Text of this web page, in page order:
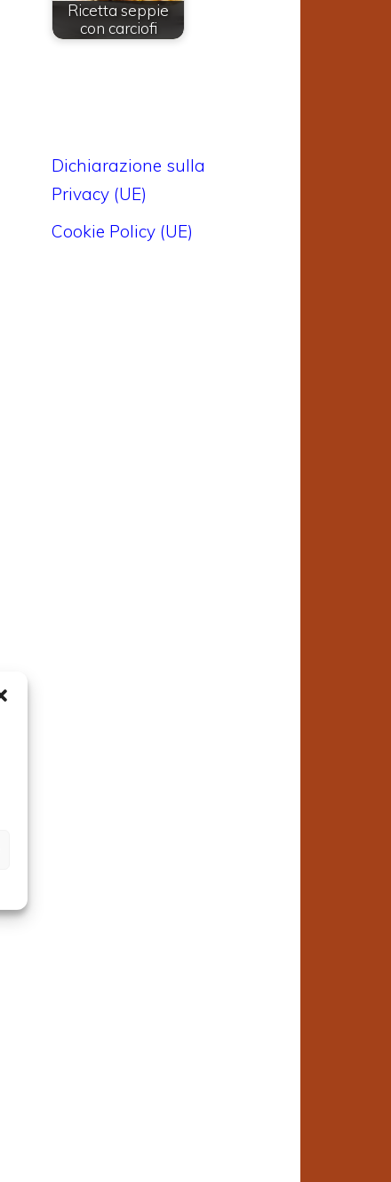
Ricetta seppie
con carciofi
Dichiarazione sulla
Privacy (UE)
Cookie Policy (UE)